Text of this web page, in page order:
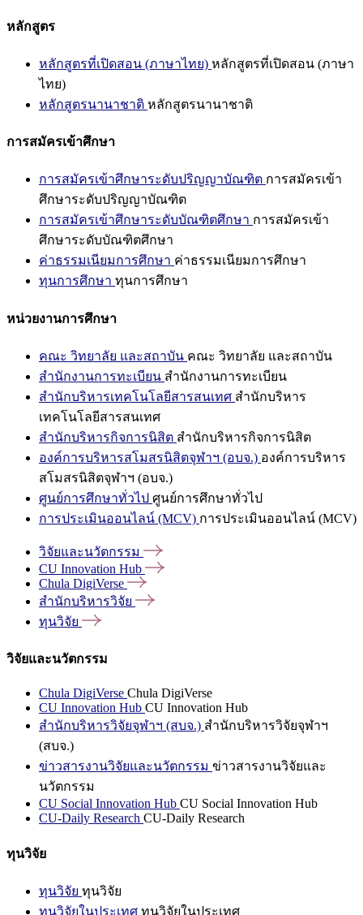
หลักสูตร
หลักสูตรที่เปิดสอน (ภาษาไทย) หลักสูตรที่เปิดสอน (ภาษา
ไทย)
หลักสูตรนานาชาติ หลักสูตรนานาชาติ
การสมัครเข้าศึกษา
การสมัครเข้าศึกษาระดับปริญญาบัณฑิต การสมัครเข้า
ศึกษาระดับปริญญาบัณฑิต
การสมัครเข้าศึกษาระดับบัณฑิตศึกษา การสมัครเข้า
ศึกษาระดับบัณฑิตศึกษา
ค่าธรรมเนียมการศึกษา ค่าธรรมเนียมการศึกษา
ทุนการศึกษา ทุนการศึกษา
หน่วยงานการศึกษา
คณะ วิทยาลัย และสถาบัน คณะ วิทยาลัย และสถาบัน
สำนักงานการทะเบียน สำนักงานการทะเบียน
สำนักบริหารเทคโนโลยีสารสนเทศ สำนักบริหาร
เทคโนโลยีสารสนเทศ
สำนักบริหารกิจการนิสิต สำนักบริหารกิจการนิสิต
องค์การบริหารสโมสรนิสิตจุฬาฯ (อบจ.) องค์การบริหาร
สโมสรนิสิตจุฬาฯ (อบจ.)
ศูนย์การศึกษาทั่วไป ศูนย์การศึกษาทั่วไป
การประเมินออนไลน์ (MCV) การประเมินออนไลน์ (MCV)
วิจัยและนวัตกรรม
CU Innovation Hub
Chula DigiVerse
สำนักบริหารวิจัย
ทุนวิจัย
วิจัยและนวัตกรรม
Chula DigiVerse Chula DigiVerse
CU Innovation Hub CU Innovation Hub
สำนักบริหารวิจัยจุฬาฯ (สบจ.) สำนักบริหารวิจัยจุฬาฯ
(สบจ.)
ข่าวสารงานวิจัยและนวัตกรรม ข่าวสารงานวิจัยและ
นวัตกรรม
CU Social Innovation Hub CU Social Innovation Hub
CU-Daily Research CU-Daily Research
ทุนวิจัย
ทุนวิจัย ทุนวิจัย
ทุนวิจัยในประเทศ ทุนวิจัยในประเทศ